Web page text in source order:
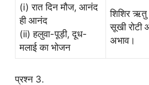
(i) रात दिन मौज, आनंद
ही आनंद
(ii) हलुवा-पूड़ी, दूध-
मलाई का भोजन
शिशिर
सूखी रोटी
अभाव।
प्रश्न 3.